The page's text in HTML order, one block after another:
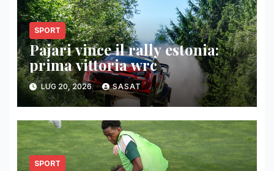
SPORT
Pajari vince il rally estonia:
prima vittoria wrc
LUG 20, 2026 SASAT
SPORT